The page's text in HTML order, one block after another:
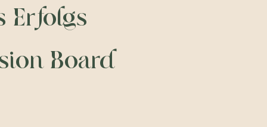
Erfolgs
Board